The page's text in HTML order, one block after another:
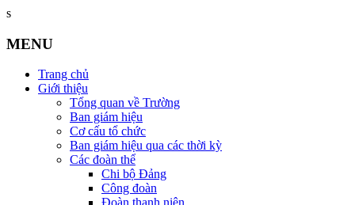
s
MENU
Trang chủ
Giới thiệu
Tổng quan về Trường
Ban giám hiệu
Cơ cấu tổ chức
Ban giám hiệu qua các thời kỳ
Các đoàn thể
Chi bộ Đảng
Công đoàn